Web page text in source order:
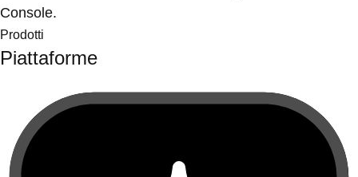
Console.
Prodotti
Piattaforme